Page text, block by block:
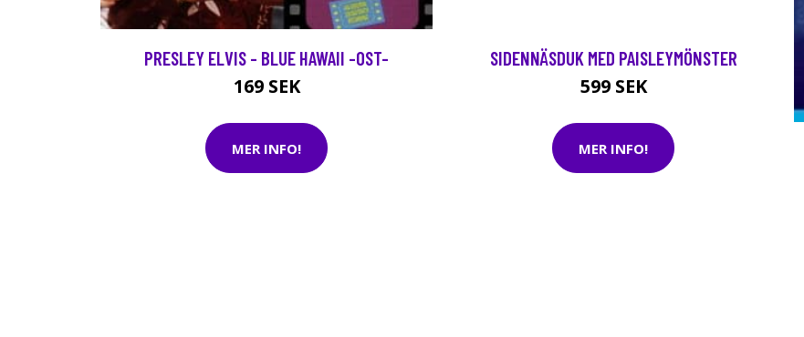
PRESLEY ELVIS - BLUE HAWAII -OST-
169 SEK
MER INFO!
SIDENNÄSDUK MED PAISLEYMÖNSTER
599 SEK
MER INFO!